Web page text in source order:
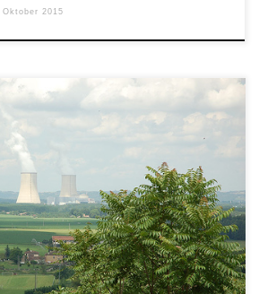
Oktober 2015
meldeten in den letzten Tagen unisono
mit den grünen Blättern, Frankreich